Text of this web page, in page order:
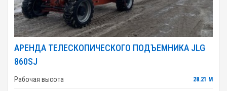
АРЕНДА ТЕЛЕСКОПИЧЕСКОГО ПОДЪЕМНИКА JLG
860SJ
Рабочая высота 28.21 М